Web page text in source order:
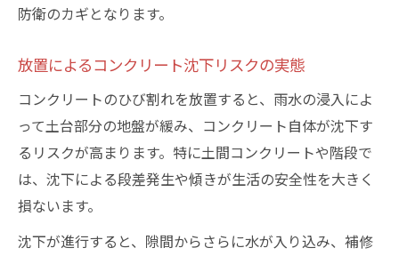
防衛のカギとなります。
放置によるコンクリート沈下リスクの実態
コンクリートのひび割れを放置すると、雨水の浸入によ
って土台部分の地盤が緩み、コンクリート自体が沈下す
るリスクが高まります。特に土間コンクリートや階段で
は、沈下による段差発生や傾きが生活の安全性を大きく
損ないます。
沈下が進行すると、隙間からさらに水が入り込み、補修